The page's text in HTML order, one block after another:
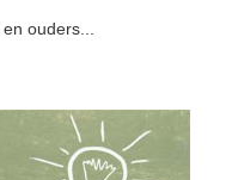
ouders...